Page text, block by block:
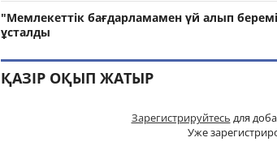
"Мемлекеттік бағдарламамен үй алып
ұсталды
ҚАЗІР ОҚЫП ЖАТЫР
Зарегистрируйтесь для
Уже